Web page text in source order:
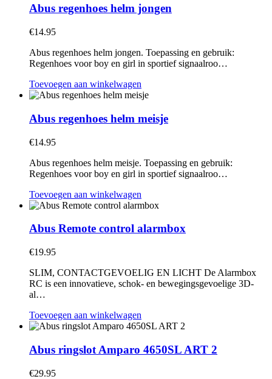
Abus regenhoes helm jongen
€14.95
Abus regenhoes helm jongen. Toepassing en gebruik:
Regenhoes voor boy en girl in sportief signaalroo…
Toevoegen aan winkelwagen
Abus regenhoes helm meisje
€14.95
Abus regenhoes helm meisje. Toepassing en gebruik:
Regenhoes voor boy en girl in sportief signaalroo…
Toevoegen aan winkelwagen
Abus Remote control alarmbox
€19.95
SLIM, CONTACTGEVOELIG EN LICHT De Alarmbox
RC is een innovatieve, schok- en bewegingsgevoelige 3D-
al…
Toevoegen aan winkelwagen
Abus ringslot Amparo 4650SL ART 2
€29.95